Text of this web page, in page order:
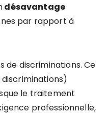
désavantage
par rapport à
de discriminations. Ce
le traitement
professionnelle,